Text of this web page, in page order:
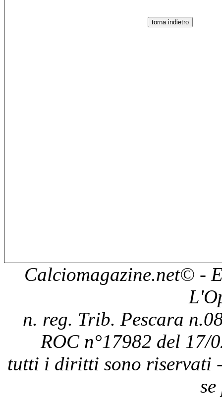
Calciomagazine.net© -
n. reg. Trib. Pescara
ROC n°17982 del 17/
tutti i diritti sono riservati